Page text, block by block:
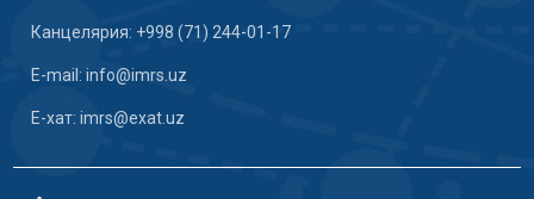
Канцелярия: +998 (71) 244-01-17
E-mail: info@imrs.uz
E-хат: imrs@exat.uz